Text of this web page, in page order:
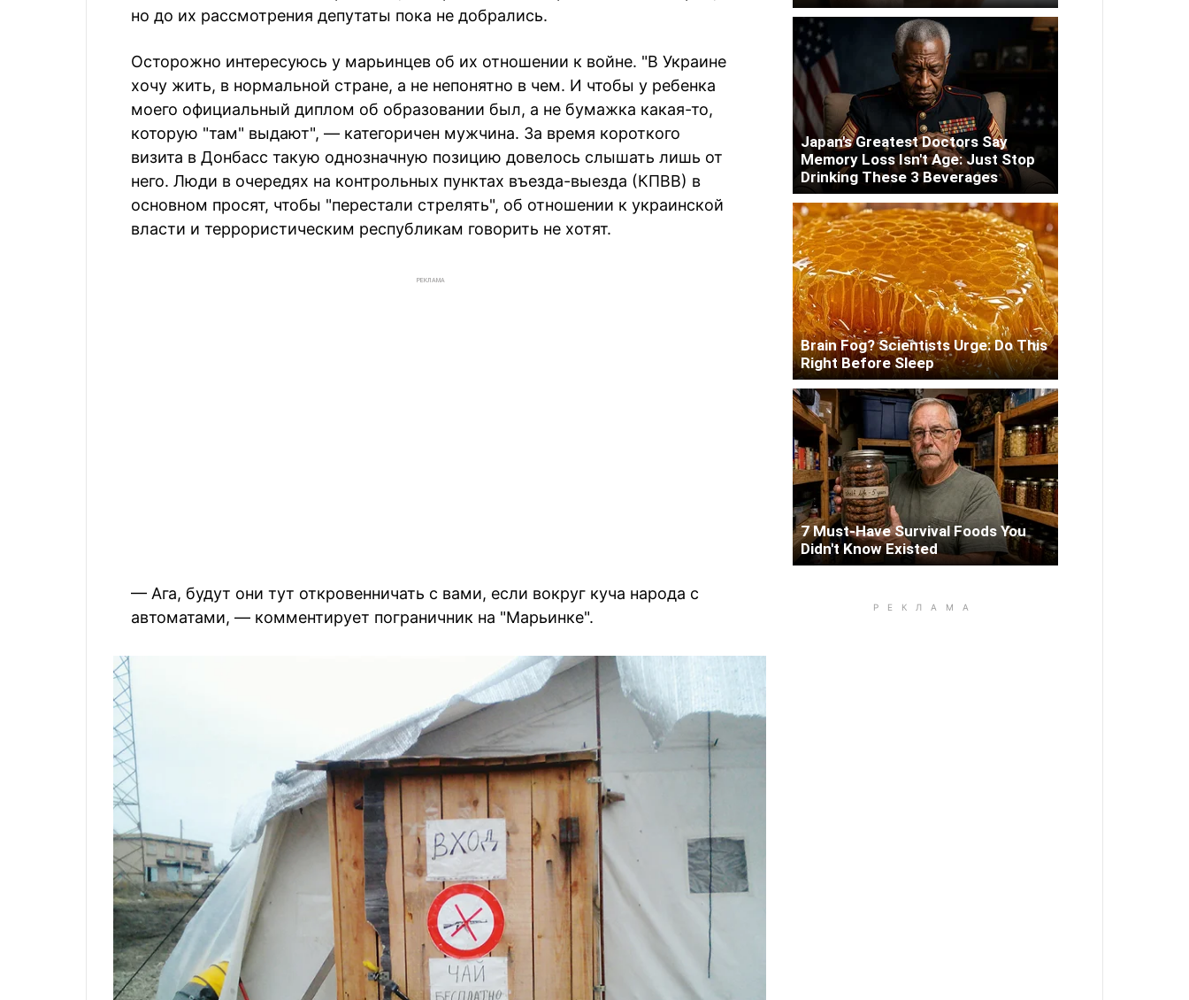
но до их рассмотрения депутаты пока не добрались.
Осторожно интересуюсь у марьинцев об их отношении к войне. "В Украине
хочу жить, в нормальной стране, а не непонятно в чем. И чтобы у ребенка
моего официальный диплом об образовании был, а не бумажка какая-то,
которую "там" выдают", — категоричен мужчина. За время короткого
визита в Донбасс такую однозначную позицию довелось слышать лишь от
него. Люди в очередях на контрольных пунктах въезда-выезда (КПВВ) в
основном просят, чтобы "перестали стрелять", об отношении к украинской
власти и террористическим республикам говорить не хотят.
РЕКЛАМА
— Ага, будут они тут откровенничать с вами, если вокруг куча народа с
автоматами, — комментирует пограничник на "Марьинке".